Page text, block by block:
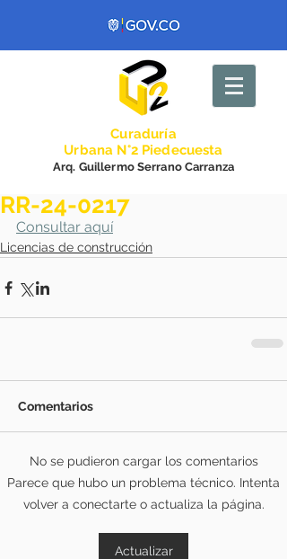
Curaduría
Urbana N°2 Piedecuesta
Arq. Guillermo Serrano Carranza
RR-24-0217
Consultar aquí
Licencias de construcción
Comentarios
No se pudieron cargar los comentarios
Parece que hubo un problema técnico. Intenta
volver a conectarte o actualiza la página.
Actualizar